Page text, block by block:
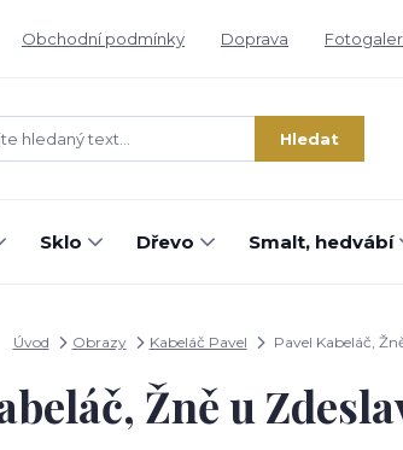
Obchodní podmínky Doprava
Hledat
Sklo Dřevo Smalt, hedvábí
Úvod Obrazy Kabeláč Pavel Pavel Kabeláč,
Žně u